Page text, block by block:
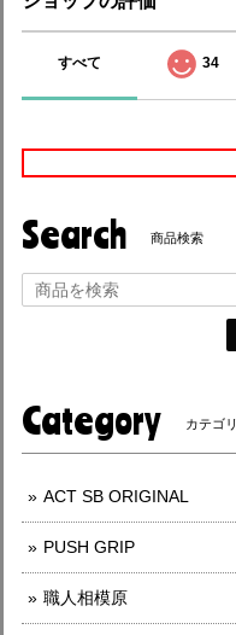
すべて 34
Search 商品検索
Category カテゴ
ACT SB ORIGINAL
PUSH GRIP
職人相模原